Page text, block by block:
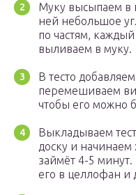
Муку высыпаем в
ней небольшое
по частям,
выливаем в муку.
В тесто
перемешиваем
чтобы его можно
Выкладываем
доску и
займёт 4-5 минут.
его в целлофан и